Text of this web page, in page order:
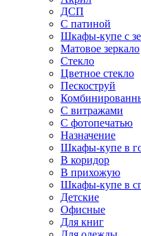
ДСП
С патиной
Шкафы-купе с
Матовое зеркало
Стекло
Цветное стекло
Пескоструй
С витражами
С фотопечатью
Назначение
Шкафы-купе в
В коридор
В прихожую
Шкафы-купе в
Детские
Офисные
Для книг